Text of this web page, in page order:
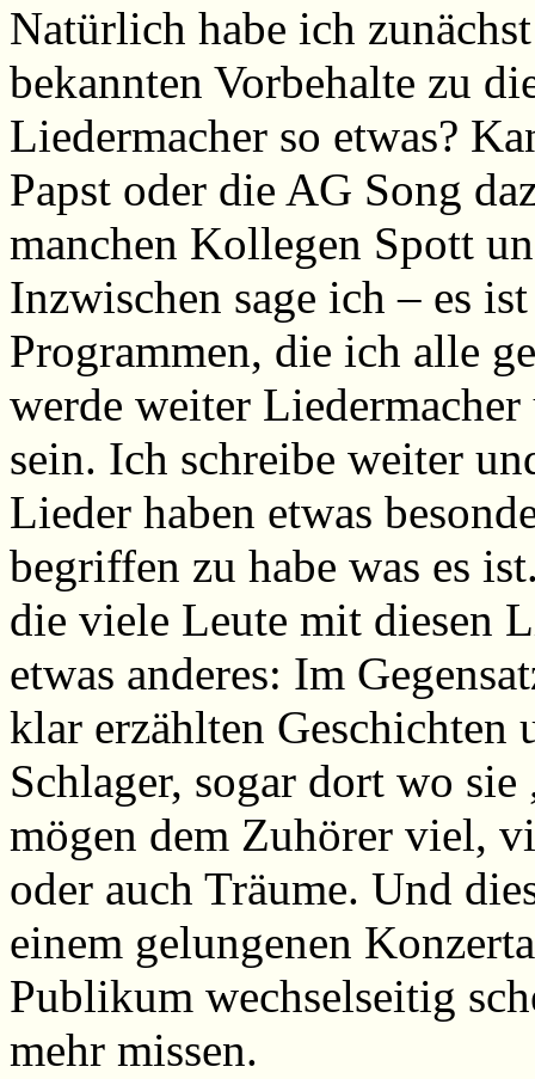
Natürlich habe ich
bekannten Vorbehalte zu
Liedermacher so etwas?
Papst oder die AG Song
manchen Kollegen Spott
Inzwischen sage ich – es
Programmen, die ich alle
werde weiter
sein. Ich schreibe weiter
Lieder haben etwas
begriffen zu habe was es
die viele Leute mit diesen
etwas anderes: Im
klar erzählten Geschichten
Schlager, sogar dort wo
mögen dem Zuhörer viel,
oder auch Träume. Und
einem gelungenen
Publikum wechselseitig
mehr missen.